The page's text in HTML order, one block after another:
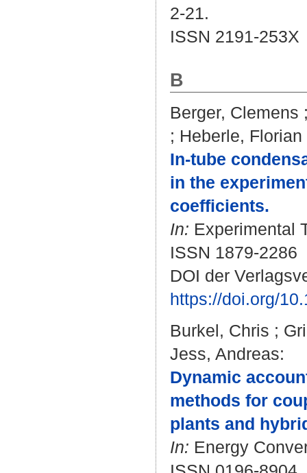
2-21.
ISSN 2191-253X
B
Berger, Clemens
; Heberle, Florian
In-tube
in the
coefficients.
In: Experimental
ISSN 1879-2286
DOI der
https://doi.org/
Burkel, Chris ;
Jess, Andreas:
Dynamic
methods for
plants and
In: Energy